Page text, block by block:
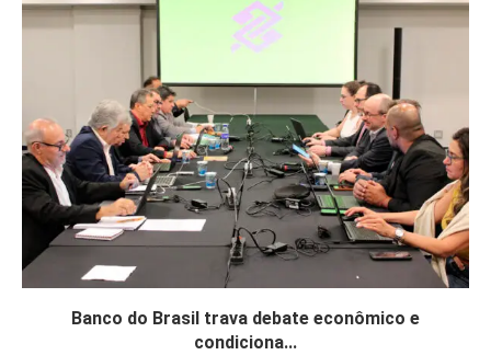
Banco do Brasil trava debate econômico e
condiciona...